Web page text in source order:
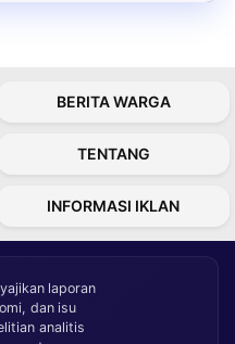
BERITA WARGA
TENTANG
INFORMASI IKLAN
laporan
dan isu
analitis